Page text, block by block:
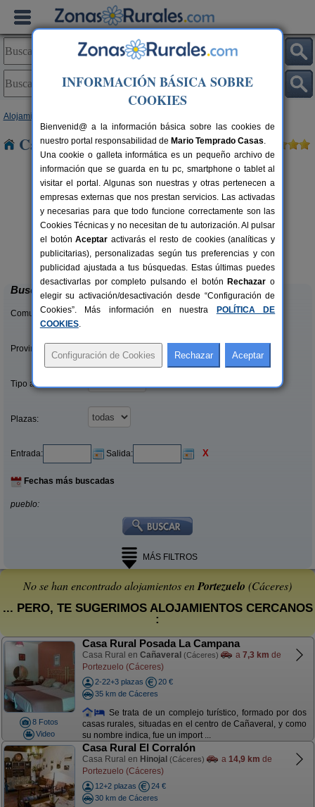
Alojamientos
Casas Rurales cerca de Portezuelo
2+1 pers.
desde33 €
La Cabaña Romántica del Llano
La Aceña de la Borrega (Cáceres)
Buscar
Comunidades:
Provincias/Islas:
Tipo alquiler:
Plazas:
Entrada: Salida: X
Fechas más buscadas
pueblo:
MÁS FILTROS
No se han encontrado alojamientos enPortezuelo (Cáceres)
... PERO, TE SUGERIMOS ALOJAMIENTOS CERCANOS
:
8 Fotos
Video
Casa Rural Posada La Campana
Casa Rural en Cañaveral (Cáceres) a 7,3 km de
Portezuelo (Cáceres)
2-22+3 plazas
20 €
35 km de Cáceres
Se trata de un complejo turístico, formado por dos
casas rurales, situadas en el centro de Cañaveral, y como
su nombre indica, fue un import ...
Casa Rural El Corralón
Casa Rural en Hinojal (Cáceres) a 14,9 km de
Portezuelo (Cáceres)
12+2 plazas
24 €
30 km de Cáceres
INFORMACIÓN BÁSICA SOBRE
COOKIES
Bienvenid@ a la información básica sobre las cookies de
nuestro portal responsabilidad de Mario Temprado Casas.
Una cookie o galleta informática es un pequeño archivo de
información que se guarda en tu pc, smartphone o tablet al
visitar el portal. Algunas son nuestras y otras pertenecen a
empresas externas que nos prestan servicios. Las activadas
y necesarias para que todo funcione correctamente son las
Cookies Técnicas y no necesitan de tu autorización. Al pulsar
el botónAceptar activarás el resto de cookies (analíticas y
publicitarias), personalizadas según tus preferencias y con
publicidad ajustada a tus búsquedas. Estas últimas puedes
desactivarlas por completo pulsando el botón Rechazar o
elegir su activación/desactivación desde “Configuración de
Cookies”. Más información en nuestra
POLÍTICA DE
COOKIES.